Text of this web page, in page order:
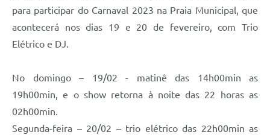
para participar do Carnaval 2023 na Praia Municipal, que
acontecerá nos dias 19 e 20 de fevereiro, com Trio
Elétrico e DJ.
No domingo – 19/02 - matinê das 14h00min as
19h00min, e o show retorna à noite das 22 horas as
02h00min.
Segunda-feira – 20/02 – trio elétrico das 22h00min as